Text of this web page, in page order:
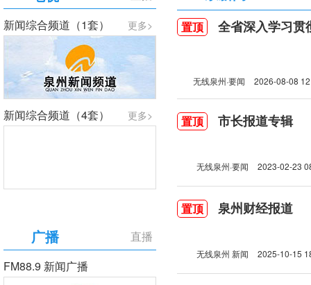
更多>
新闻综合频道（1套）
更多>
新闻综合频道（4套）
直播
广播
FM88.9 新闻广播
置顶 全省深入学习贯彻习
无线泉州·要闻 2026-08-08
置顶 市长报道专辑
无线泉州·要闻 2023-02-23
置顶 泉州财经报道
无线泉州 新闻 2025-10-15